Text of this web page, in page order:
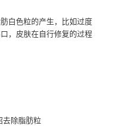
白色粒的产生，比如过度
，皮肤在自行修复的过程
除脂肪粒